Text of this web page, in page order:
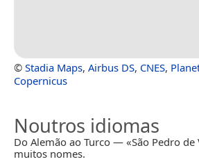
© Stadia Maps, Airbus DS, CNES,
Copernicus
Noutros idiomas
Do Alemão ao Turco — «São Pedro de
muitos nomes.